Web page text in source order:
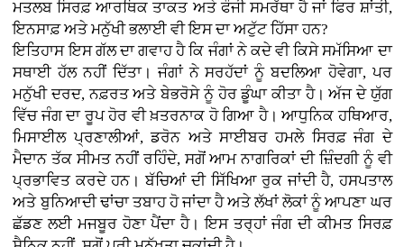
ਮਤਲਬ ਸਿਰਫ਼ ਆਰਥਿਕ ਤਾਕਤ ਅਤੇ ਫੌਜੀ ਸਮਰੱਥਾ ਹੈ ਜਾਂ ਫਿਰ ਸ਼ਾਂਤੀ,
ਇਨਸਾਫ਼ ਅਤੇ ਮਨੁੱਖੀ ਭਲਾਈ ਵੀ ਇਸ ਦਾ ਅਟੁੱਟ ਹਿੱਸਾ ਹਨ?
ਇਤਿਹਾਸ ਇਸ ਗੱਲ ਦਾ ਗਵਾਹ ਹੈ ਕਿ ਜੰਗਾਂ ਨੇ ਕਦੇ ਵੀ ਕਿਸੇ ਸਮੱਸਿਆ ਦਾ
ਸਥਾਈ ਹੱਲ ਨਹੀਂ ਦਿੱਤਾ। ਜੰਗਾਂ ਨੇ ਸਰਹੱਦਾਂ ਨੂੰ ਬਦਲਿਆ ਹੋਵੇਗਾ, ਪਰ
ਮਨੁੱਖੀ ਦਰਦ, ਨਫ਼ਰਤ ਅਤੇ ਬੇਭਰੋਸੇ ਨੂੰ ਹੋਰ ਡੂੰਘਾ ਕੀਤਾ ਹੈ। ਅੱਜ ਦੇ ਯੁੱਗ
ਵਿੱਚ ਜੰਗ ਦਾ ਰੂਪ ਹੋਰ ਵੀ ਖ਼ਤਰਨਾਕ ਹੋ ਗਿਆ ਹੈ। ਆਧੁਨਿਕ ਹਥਿਆਰ,
ਮਿਸਾਈਲ ਪ੍ਰਣਾਲੀਆਂ, ਡਰੋਨ ਅਤੇ ਸਾਈਬਰ ਹਮਲੇ ਸਿਰਫ਼ ਜੰਗ ਦੇ
ਮੈਦਾਨ ਤੱਕ ਸੀਮਤ ਨਹੀਂ ਰਹਿੰਦੇ, ਸਗੋਂ ਆਮ ਨਾਗਰਿਕਾਂ ਦੀ ਜ਼ਿੰਦਗੀ ਨੂੰ ਵੀ
ਪ੍ਰਭਾਵਿਤ ਕਰਦੇ ਹਨ। ਬੱਚਿਆਂ ਦੀ ਸਿੱਖਿਆ ਰੁਕ ਜਾਂਦੀ ਹੈ, ਹਸਪਤਾਲ
ਅਤੇ ਬੁਨਿਆਦੀ ਢਾਂਚਾ ਤਬਾਹ ਹੋ ਜਾਂਦਾ ਹੈ ਅਤੇ ਲੱਖਾਂ ਲੋਕਾਂ ਨੂੰ ਆਪਣਾ ਘਰ
ਛੱਡਣ ਲਈ ਮਜਬੂਰ ਹੋਣਾ ਪੈਂਦਾ ਹੈ। ਇਸ ਤਰ੍ਹਾਂ ਜੰਗ ਦੀ ਕੀਮਤ ਸਿਰਫ਼